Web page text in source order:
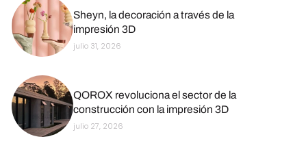
Sheyn, la decoración a través de la
impresión 3D
julio 31, 2026
QOROX revoluciona el sector de la
construcción con la impresión 3D
julio 27, 2026